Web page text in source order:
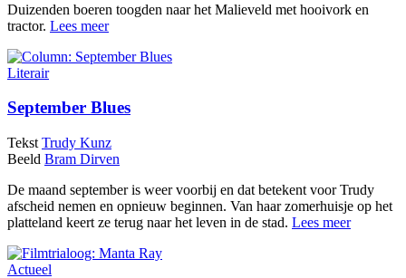
Duizenden boeren toogden naar het Malieveld met hooivork en
tractor. Lees meer
Literair
September Blues
Tekst Trudy Kunz
Beeld Bram Dirven
De maand september is weer voorbij en dat betekent voor Trudy
afscheid nemen en opnieuw beginnen. Van haar zomerhuisje op het
platteland keert ze terug naar het leven in de stad. Lees meer
Actueel